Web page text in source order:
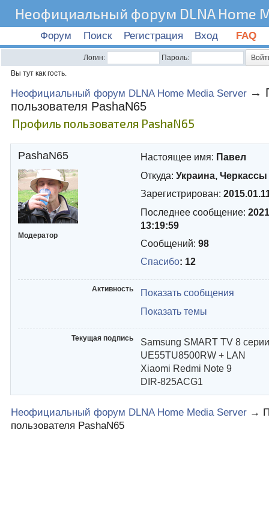
Неофициальный форум DLNA Home
Форум Поиск Регистрация Вход FAQ
Логин:
Пароль:
Вы тут как гость.
Неофициальный форум DLNA Home Media Server →
пользователя PashaN65
Профиль пользователя PashaN65
PashaN65
Модератор
Настоящее имя: Павел
Откуда: Украина, Черкассы
Зарегистрирован:
Последнее сообщение:
13:19:59
Сообщений: 98
Спасибо: 12
Активность
Показать сообщения
Показать темы
Текущая подпись
Samsung SMART TV 8 серии
UE55TU8500RW + LAN
Xiaomi Redmi Note 9
DIR-825ACG1
Неофициальный форум DLNA Home Media Server →
пользователя PashaN65